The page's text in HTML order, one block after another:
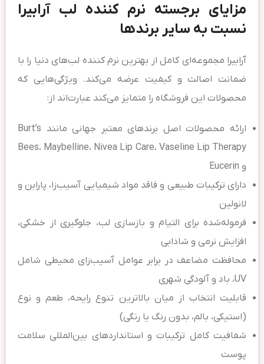
مزایای برجسته نرم کننده لب آرابیرا
نسبت به سایر برندها
آرابیرا مجموعه‌ای کامل از بهترین نرم کننده لب‌های دنیا را با
ضمانت اصالت و کیفیت عرضه می‌کند. ویژگی‌هایی که
محصولات این فروشگاه را متمایز می‌کند عبارت‌اند از:
ارائه محصولات اصل برندهای معتبر جهانی مانند Burt’s
Bees، Maybelline، Nivea Lip Care، Vaseline Lip Therapy
و Eucerin
دارای ترکیبات طبیعی و فاقد مواد شیمیایی آسیب‌زا، پارابن و
لانولین
فرموله‌شده برای التیام و بازسازی لب، جلوگیری از خشکی،
افزایش نرمی و شادابی
محافظت مضاعف در برابر عوامل آسیب‌زای محیطی شامل
UV، باد و آلودگی شهری
قابلیت انتخاب از میان بالاترین تنوع رایحه، طعم و نوع
(استیکی، بالم، بدون رنگ یا رنگی)
شفافیت کامل ترکیبات و استانداردهای بین‌المللی سلامت
پوست